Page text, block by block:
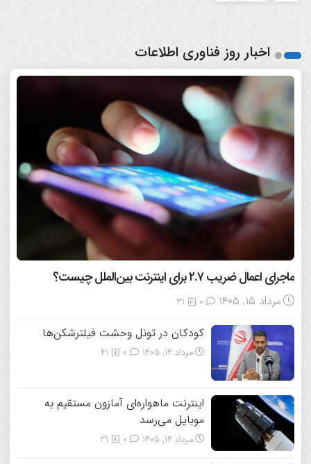
اخبار روز فناوری اطلاعات
ماجرای اعمال ضریب ۲.۷ برای اینترنت بین‌الملل چیست؟
مرداد ۱۵, ۱۴۰۵ 31
کودکان در تونل وحشت فیلترشکن‌ها
مرداد ۱۴, ۱۴۰۵ 41
اینترنت ماهواره‌ای آمازون مستقیم به
موبایل می‌رسد
مرداد ۱۴, ۱۴۰۵ 31